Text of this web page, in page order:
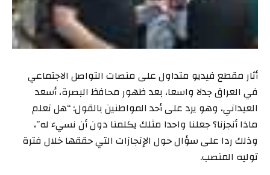
أثار مقطع فيديو متداول على منصات التواصل الاجتماعي
في العراق جدلا واسعا، بعد ظهور محافظ البصرة، أسعد
العيداني، وهو يرد على أحد المواطنين بالقول: “هل تعلم
ماذا أنجزنا؟ جعلنا واحدا مثلك يكلمنا دون أن نسيء له”،
وذلك ردا على سؤال حول الإنجازات التي حققها خلال فترة
توليه المنصب.